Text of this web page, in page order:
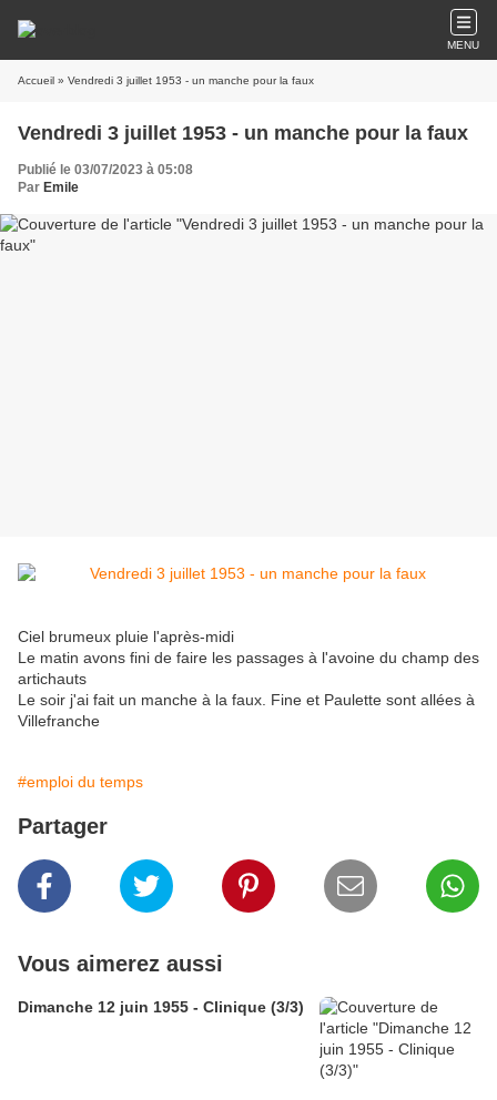
MENU
Accueil » Vendredi 3 juillet 1953 - un manche pour la faux
Vendredi 3 juillet 1953 - un manche pour la faux
Publié le 03/07/2023 à 05:08
Par Emile
Ciel brumeux pluie l'après-midi
Le matin avons fini de faire les passages à l'avoine du champ des
artichauts
Le soir j'ai fait un manche à la faux. Fine et Paulette sont allées à
Villefranche
#emploi du temps
Partager
Vous aimerez aussi
Dimanche 12 juin 1955 - Clinique (3/3)